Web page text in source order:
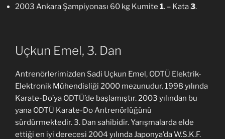
2003 Ankara Şampiyonası 60 kg Kumite 1. – Kata3.
Uçkun Emel, 3. Dan
Antrenörlerimizden Sadi Uçkun Emel, ODTÜ Elektrik-
Elektronik Mühendisliği 2000 mezunudur. 1998 yılında
Karate-Do’ya ODTÜ’de başlamıştır. 2003 yılından bu
yana ODTÜ Karate-Do Antrenörlüğünü
sürdürmektedir. 3. Dan sahibidir. Yarışmalarda elde
ettiği en iyi derecesi 2004 yılında Japonya’da W.S.K.F.